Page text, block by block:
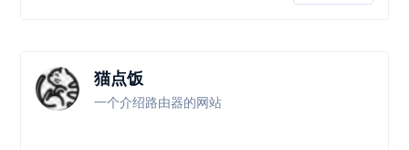
猫点饭
一个介绍路由器的网站